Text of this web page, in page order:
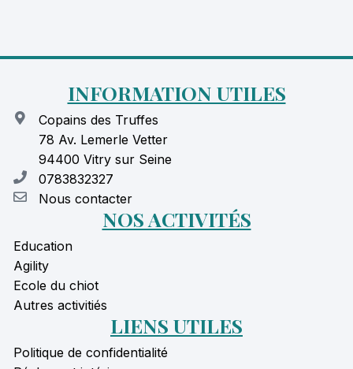
INFORMATION UTILES
Copains des Truffes
78 Av. Lemerle Vetter
94400 Vitry sur Seine
0783832327
Nous contacter
NOS ACTIVITÉS
Education
Agility
Ecole du chiot
Autres activitiés
LIENS UTILES
Politique de confidentialité